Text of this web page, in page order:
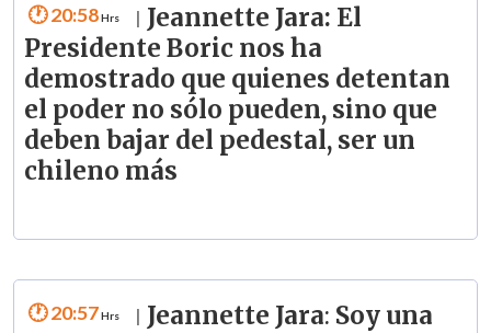
20:58
Jeannette Jara: El
Presidente Boric nos ha
demostrado que quienes detentan
el poder no sólo pueden, sino que
deben bajar del pedestal, ser un
chileno más
20:57 Jeannette Jara: Soy una